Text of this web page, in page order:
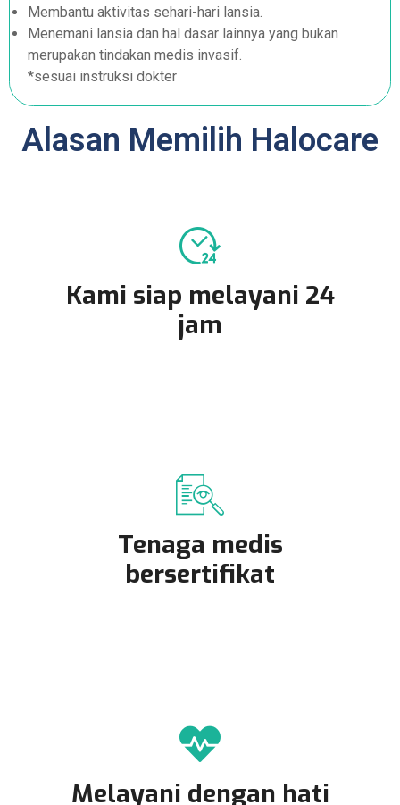
Membantu aktivitas sehari-hari lansia.
Menemani lansia dan hal dasar lainnya yang bukan
merupakan tindakan medis invasif.
*sesuai instruksi dokter
Alasan Memilih Halocare
Kami siap melayani 24
jam
Tenaga medis
bersertifikat
Melayani dengan hati